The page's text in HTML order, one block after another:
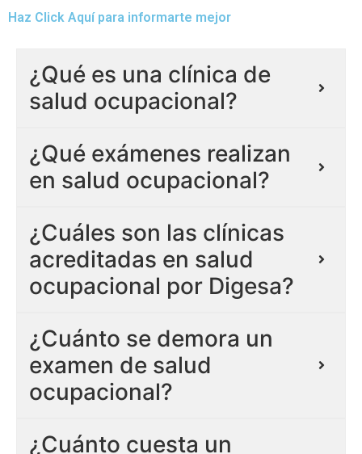
Haz Click Aquí para informarte mejor
¿Qué es una clínica de
salud ocupacional?
¿Qué exámenes realizan
en salud ocupacional?
¿Cuáles son las clínicas
acreditadas en salud
ocupacional por Digesa?
¿Cuánto se demora un
examen de salud
ocupacional?
¿Cuánto cuesta un